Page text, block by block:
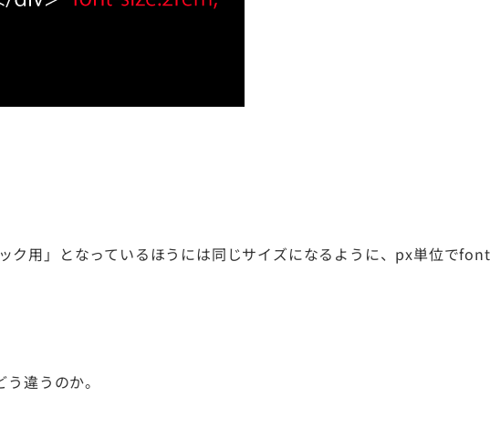
ク用」となっているほうには同じサイズになるように、px単位で
違うのか。